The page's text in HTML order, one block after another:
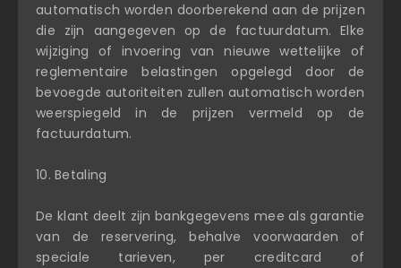
automatisch worden doorberekend aan de prijzen
die zijn aangegeven op de factuurdatum. Elke
wijziging of invoering van nieuwe wettelijke of
reglementaire belastingen opgelegd door de
bevoegde autoriteiten zullen automatisch worden
weerspiegeld in de prijzen vermeld op de
factuurdatum.
10. Betaling
De klant deelt zijn bankgegevens mee als garantie
van de reservering, behalve voorwaarden of
speciale tarieven, per creditcard of